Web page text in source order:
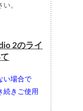
。
2のライ
い場合で
続きご使用